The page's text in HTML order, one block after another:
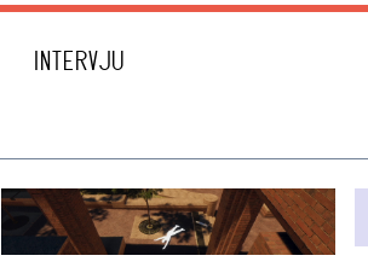
INTERVJU